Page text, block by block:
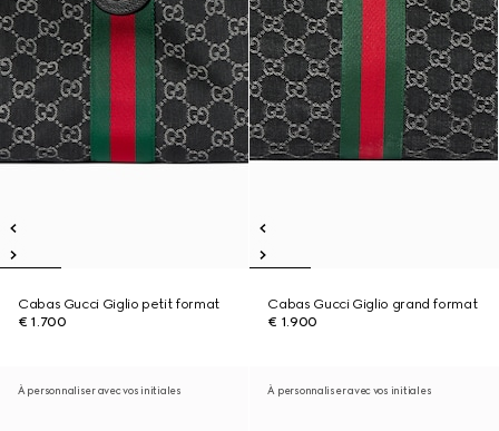
Cabas Gucci Giglio petit format
€ 1.700
Cabas Gucci Giglio grand format
€ 1.900
À personnaliser avec vos initiales À personnaliser avec vos initiales